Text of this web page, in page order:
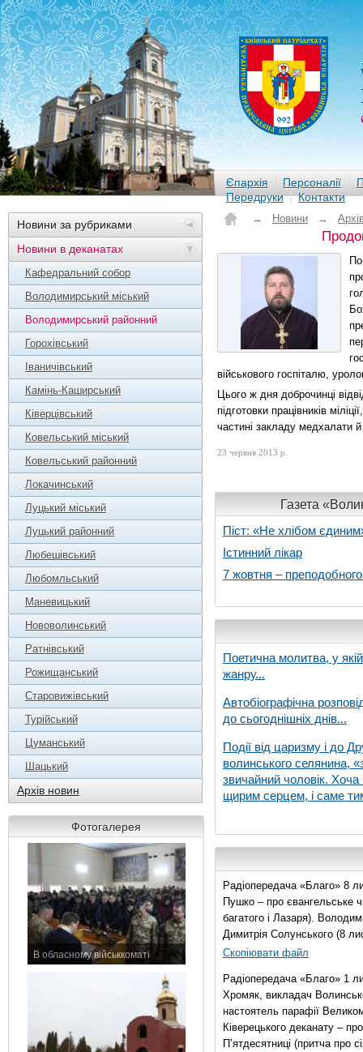
Єпархія Персоналії
Передруки
Контакти
Новини за рубриками
Новини в деканатах
Кафедральний собор
Володимирський міський
Володимирський районний
Горохівський
Іваничівський
Камінь-Каширський
Ківерцівський
Ковельський міський
Ковельський районний
Локачинський
Луцький міський
Луцький районний
Любешівський
Любомльський
Маневицький
Нововолинський
Ратнівський
Рожищанський
Старовижівський
Турійський
Цуманський
Шацький
Архів новин
Фотогалерея
В обласному військкоматі
→ Новини →
військового госпіталю,
Цього ж дня доброчинці
підготовки працівників
частині закладу медхалати й
23 червня 2013 р.
Газета
Піст: «Не хлібом
Істинний лікар
7 жовтня –
Поетична молитва, у
жанру...
Автобіографічна
до сьогоднішніх днів...
Події від царизму і до
волинського селянина,
звичайний чоловік. Хоча
щирим серцем, і саме
Радіопередача «Благо» 8
Пушко – про євангельське
багатого і Лазаря).
Димитрія Солунського (8
Скопіювати файл
Радіопередача «Благо» 1
Хромяк, викладач
настоятель парафії
Ківерецького деканату –
П’ятдесятниці (притча про